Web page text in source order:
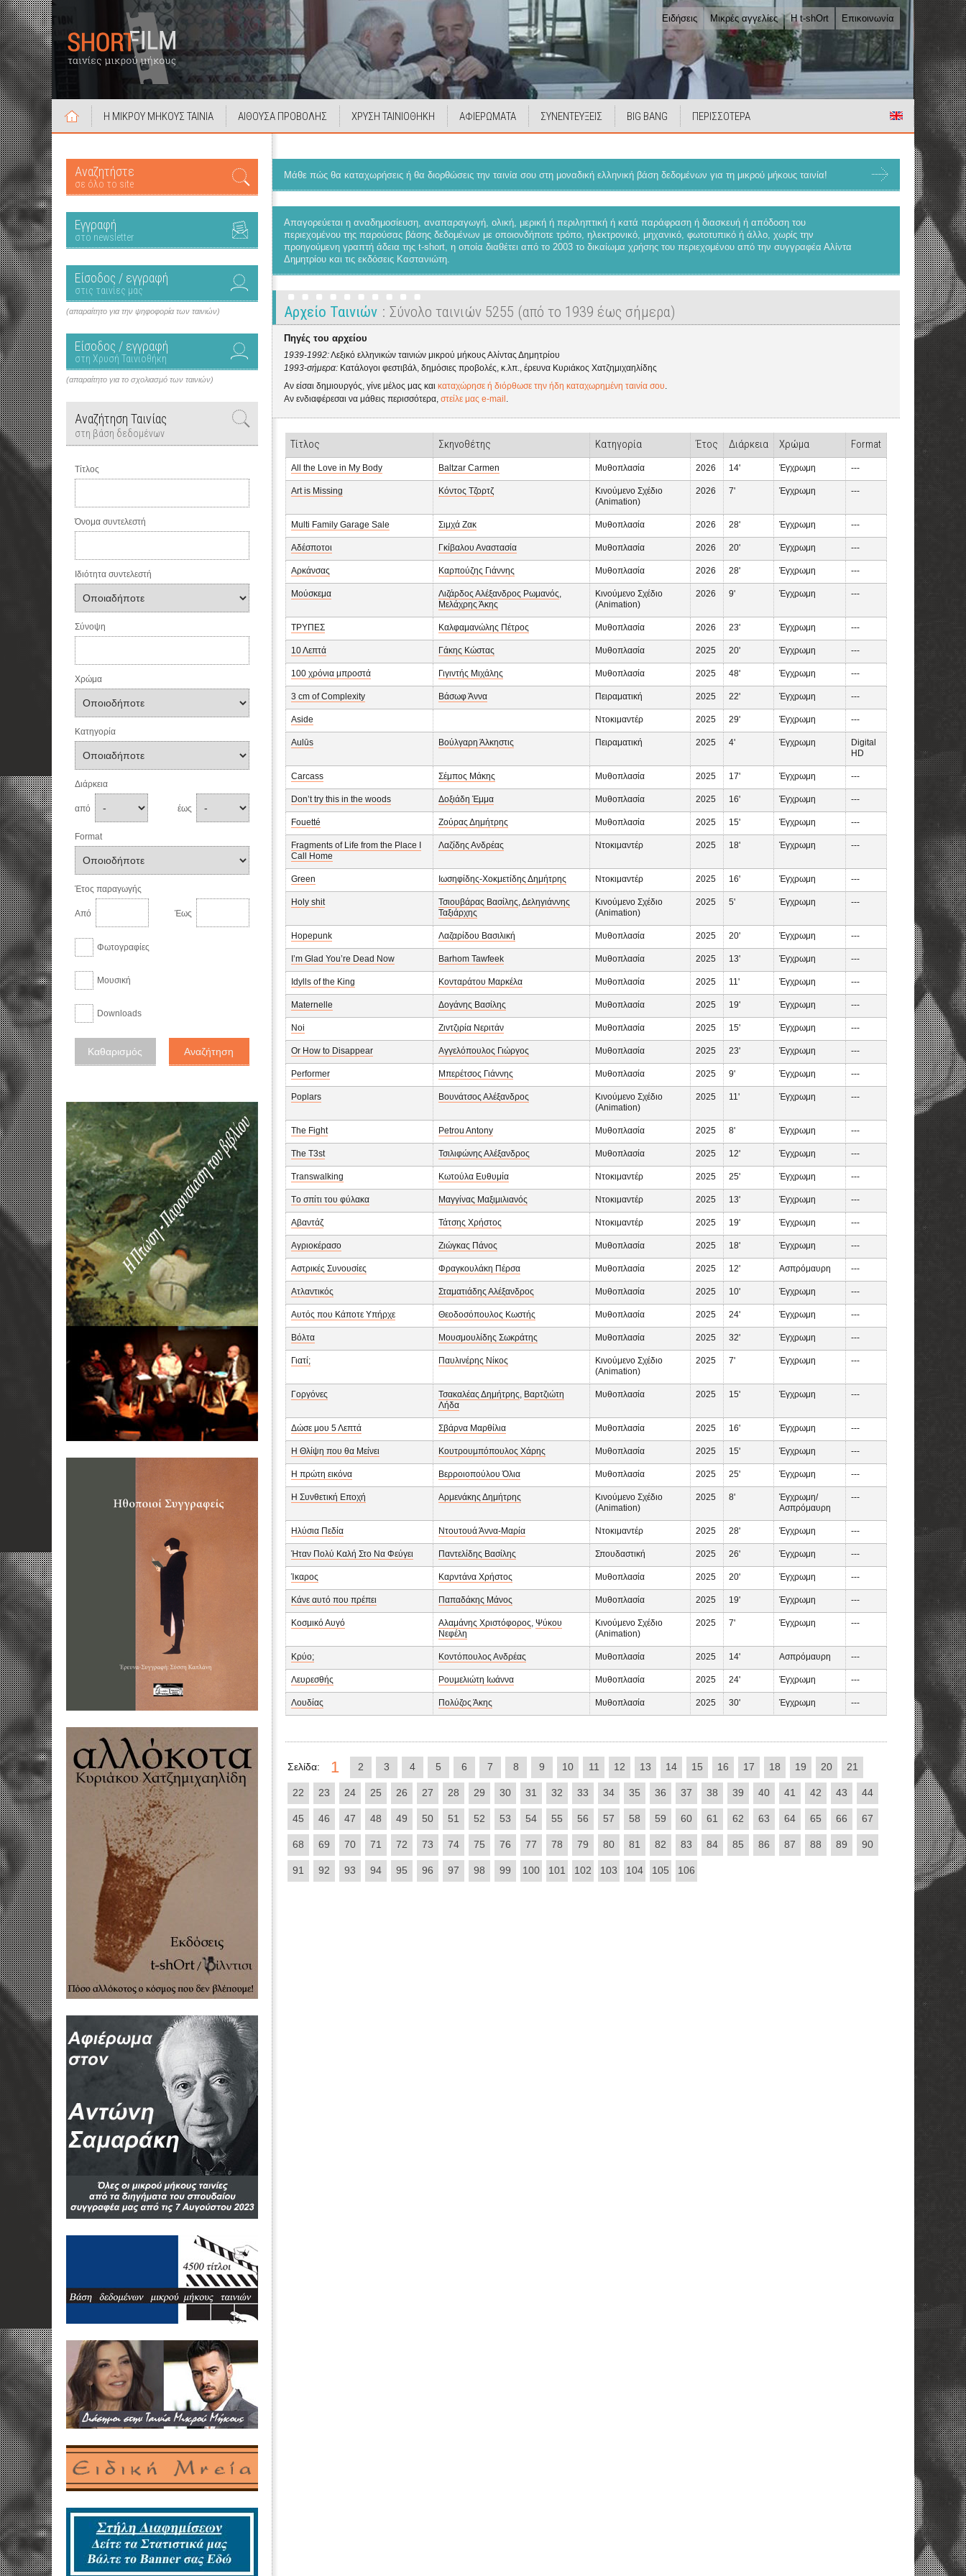
Ειδήσεις Μικρές αγγελίες Η t-shOrt Επικοινωνία
Η ΜΙΚΡΟΥ ΜΗΚΟΥΣ ΤΑΙΝΙΑ ΑΙΘΟΥΣΑ ΠΡΟΒΟΛΗΣ ΧΡΥΣΗ ΤΑΙΝΙΟΘΗΚΗ ΑΦΙΕΡΩΜΑΤΑ ΣΥΝΕΝΤΕΥΞΕΙΣ BIG BANG ΠΕΡΙΣΣΟΤΕΡΑ
Αναζητήστε
σε όλο το site
Εγγραφή
στο newsletter
Είσοδος / εγγραφή
στις ταινίες μας
(απαραίτητο για την ψηφοφορία των ταινιών)
Είσοδος / εγγραφή
στη Χρυσή Ταινιοθήκη
(απαραίτητο για το σχολιασμό των ταινιών)
Αναζήτηση Ταινίας
στη βάση δεδομένων
Τίτλος
Όνομα συντελεστή
Ιδιότητα συντελεστή
Σύνοψη
Χρώμα
Κατηγορία
Διάρκεια
από έως
Format
Έτος παραγωγής
Από Έως
Φωτογραφίες
Μουσική
Downloads
Μάθε πώς θα καταχωρήσεις ή θα διορθώσεις την ταινία σου στη μοναδική ελληνική βάση δεδομένων για τη μικρού μήκους ταινία!
Απαγορεύεται η αναδημοσίευση, αναπαραγωγή, ολική, μερική ή περιληπτική ή κατά παράφραση ή διασκευή ή απόδοση του
περιεχομένου της παρούσας βάσης δεδομένων με οποιονδήποτε τρόπο, ηλεκτρονικό, μηχανικό, φωτοτυπικό ή άλλο, χωρίς την
προηγούμενη γραπτή άδεια της t-short, η οποία διαθέτει από το 2003 το δικαίωμα χρήσης του περιεχομένου από την συγγραφέα Αλίντα
Δημητρίου και τις εκδόσεις Καστανιώτη.
Αρχείο Ταινιών Σύνολο ταινιών 5255 (από το 1939 έως σήμερα)
Πηγές του αρχείου
1939-1992:Λεξικό ελληνικών ταινιών μικρού μήκους Αλίντας Δημητρίου
1993-σήμερα: Κατάλογοι φεστιβάλ, δημόσιες προβολές, κ.λπ., έρευνα Κυριάκος Χατζημιχαηλίδης
Αν είσαι δημιουργός, γίνε μέλος μας και καταχώρησε ή διόρθωσε την ήδη καταχωρημένη ταινία σου.
Αν ενδιαφέρεσαι να μάθεις περισσότερα, στείλε μας e-mail .
Τίτλος Σκηνοθέτης Κατηγορία Έτος Διάρκεια Χρώμα Format
All the Love in My Body Baltzar Carmen Μυθοπλασία 2026 14' Έγχρωμη ---
Art is Missing Κόντος Τζορτζ
Κινούμενο Σχέδιο
(Animation)
2026 7' Έγχρωμη ---
Multi Family Garage Sale Σιμχά Ζακ Μυθοπλασία 2026 28' Έγχρωμη ---
Αδέσποτοι Γκίβαλου Αναστασία Μυθοπλασία 2026 20' Έγχρωμη ---
Αρκάνσας Καρπούζης Γιάννης Μυθοπλασία 2026 28' Έγχρωμη ---
Μούσκεμα Λιζάρδος Αλέξανδρος Ρωμανός,
Μελάχρης Άκης
Κινούμενο Σχέδιο
(Animation)
2026 9' Έγχρωμη ---
ΤΡΥΠΕΣ Καλφαμανώλης Πέτρος Μυθοπλασία 2026 23' Έγχρωμη ---
10 Λεπτά Γάκης Κώστας Μυθοπλασία 2025 20' Έγχρωμη ---
100 χρόνια μπροστά Γιγιντής Μιχάλης Μυθοπλασία 2025 48' Έγχρωμη ---
3 cm of Complexity Βάσωφ Άννα Πειραματική 2025 22' Έγχρωμη ---
Aside Ντοκιμαντέρ 2025 29' Έγχρωμη ---
Aulūs Βούλγαρη Άλκηστις Πειραματική 2025 4' Έγχρωμη
Digital
HD
Carcass Σέμπος Μάκης Μυθοπλασία 2025 17' Έγχρωμη ---
Don’t try this in the woods Δοξιάδη Έμμα Μυθοπλασία 2025 16' Έγχρωμη ---
Fouetté Ζούρας Δημήτρης Μυθοπλασία 2025 15' Έγχρωμη ---
Fragments of Life from the Place I
Call Home
Λαζίδης Ανδρέας Ντοκιμαντέρ 2025 18' Έγχρωμη ---
Green Ιωσηφίδης-Χοκμετίδης Δημήτρης Ντοκιμαντέρ 2025 16' Έγχρωμη ---
Holy shit Τσιουβάρας Βασίλης,Δεληγιάννης
Ταξιάρχης
Κινούμενο Σχέδιο
(Animation)
2025 5' Έγχρωμη ---
Hopepunk Λαζαρίδου Βασιλική Μυθοπλασία 2025 20' Έγχρωμη ---
I’m Glad You’re Dead Now Barhom Tawfeek Μυθοπλασία 2025 13' Έγχρωμη ---
Idylls of the King Κονταράτου Μαρκέλα Μυθοπλασία 2025 11' Έγχρωμη ---
Maternelle Δογάνης Βασίλης Μυθοπλασία 2025 19' Έγχρωμη ---
Noi Ζιντζιρία Νεριτάν Μυθοπλασία 2025 15' Έγχρωμη ---
Or How to Disappear Αγγελόπουλος Γιώργος Μυθοπλασία 2025 23' Έγχρωμη ---
Performer Μπερέτσος Γιάννης Μυθοπλασία 2025 9' Έγχρωμη ---
Poplars Βουνάτσος Αλέξανδρος
Κινούμενο Σχέδιο
(Animation)
2025 11' Έγχρωμη ---
The Fight Petrou Antony Μυθοπλασία 2025 8' Έγχρωμη ---
The T3st Τσιλιφώνης Αλέξανδρος Μυθοπλασία 2025 12' Έγχρωμη ---
Transwalking Κωτούλα Ευθυμία Ντοκιμαντέρ 2025 25' Έγχρωμη ---
Tο σπίτι του φύλακα Μαγγίνας Μαξιμιλιανός Ντοκιμαντέρ 2025 13' Έγχρωμη ---
Αβαντάζ Τάτσης Χρήστος Ντοκιμαντέρ 2025 19' Έγχρωμη ---
Αγριοκέρασο Ζιώγκας Πάνος Μυθοπλασία 2025 18' Έγχρωμη ---
Αστρικές Συνουσίες Φραγκουλάκη Πέρσα Μυθοπλασία 2025 12' Ασπρόμαυρη ---
Ατλαντικός Σταματιάδης Αλέξανδρος Μυθοπλασία 2025 10' Έγχρωμη ---
Αυτός που Κάποτε Υπήρχε Θεοδοσόπουλος Κωστής Μυθοπλασία 2025 24' Έγχρωμη ---
Βόλτα Μουσμουλίδης Σωκράτης Μυθοπλασία 2025 32' Έγχρωμη ---
Γιατί; Παυλινέρης Νίκος
Κινούμενο Σχέδιο
(Animation)
2025 7' Έγχρωμη ---
Γοργόνες Τσακαλέας Δημήτρης, Βαρτζιώτη
Λήδα
Μυθοπλασία 2025 15' Έγχρωμη ---
Δώσε μου 5 Λεπτά Σβάρνα Μαρθίλια Μυθοπλασία 2025 16' Έγχρωμη ---
Η Θλίψη που θα Μείνει Κουτρουμπόπουλος Χάρης Μυθοπλασία 2025 15' Έγχρωμη ---
Η πρώτη εικόνα Βερροιοπούλου Όλια Μυθοπλασία 2025 25' Έγχρωμη ---
Η Συνθετική Εποχή Αρμενάκης Δημήτρης
Κινούμενο Σχέδιο
(Animation)
2025 8'
Έγχρωμη/
Ασπρόμαυρη
---
Ηλύσια Πεδία Ντουτουά Άννα-Μαρία Ντοκιμαντέρ 2025 28' Έγχρωμη ---
Ήταν Πολύ Καλή Στο Να Φεύγει Παντελίδης Βασίλης Σπουδαστική 2025 26' Έγχρωμη ---
Ίκαρος Καρντάνα Χρήστος Μυθοπλασία 2025 20' Έγχρωμη ---
Κάνε αυτό που πρέπει Παπαδάκης Μάνος Μυθοπλασία 2025 19' Έγχρωμη ---
Κοσμικό Αυγό Αλαμάνης Χριστόφορος, Ψύκου
Νεφέλη
Κινούμενο Σχέδιο
(Animation)
2025 7' Έγχρωμη ---
Κρύο; Κοντόπουλος Ανδρέας Μυθοπλασία 2025 14' Ασπρόμαυρη ---
Λευρεσθής Ρουμελιώτη Ιωάννα Μυθοπλασία 2025 24' Έγχρωμη ---
Λουδίας Πολύζος Άκης Μυθοπλασία 2025 30' Έγχρωμη ---
Σελίδα: 1 2 3 4 5 6 7 8 9 10 11 12 13 14 15 16 17 18 19 20 21
22 23 24 25 26 27 28 29 30 31 32 33 34 35 36 37 38 39 40 41 42 43 44
45 46 47 48 49 50 51 52 53 54 55 56 57 58 59 60 61 62 63 64 65 66 67
68 69 70 71 72 73 74 75 76 77 78 79 80 81 82 83 84 85 86 87 88 89 90
91 92 93 94 95 96 97 98 99 100 101 102 103 104 105 106